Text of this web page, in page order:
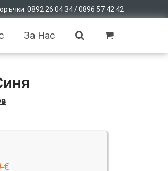
0892 26 04 34 / 0896 57 42 42
За Нас
€